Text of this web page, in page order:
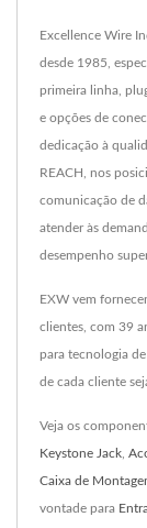
Excellence Wire
desde 1985,
primeira linha,
e opções de
dedicação à
REACH, nos
comunicação de
atender às
desempenho
EXW vem
clientes, com 39
para tecnologia
de cada cliente
Veja os
Keystone Jack,
Caixa de
vontade para